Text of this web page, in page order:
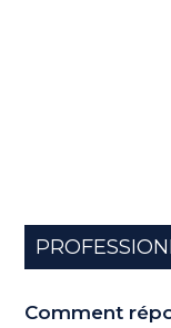
Comment